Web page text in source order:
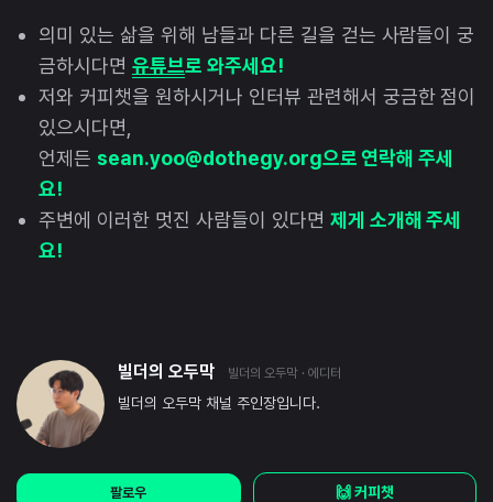
의미 있는 삶을 위해 남들과 다른 길을 걷는 사람들이 궁
금하시다면 유튜브로 와주세요!
저와 커피챗을 원하시거나 인터뷰 관련해서 궁금한 점이
있으시다면,
언제든 sean.yoo@dothegy.org으로 연락해 주세
요!
주변에 이러한 멋진 사람들이 있다면 제게 소개해 주세
요!
빌더의 오두막 빌더의 오두막 · 에디터
빌더의 오두막 채널 주인장입니다.
팔로우 🙌 커피챗